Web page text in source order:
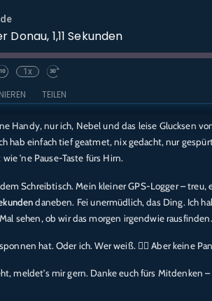
Donau, 1,11 Sekunden
1x
TEILEN
Audible
Podcast.de
Handy, nur ich, Nebel und das leise Glucksen
hab einfach tief geatmet, nix gedacht, nur
’ne Pause-Taste fürs Hirn.
Schreibtisch. Mein kleiner GPS-Logger –
daneben. Fei unermüdlich, das Ding. Ich
sehen, ob wir das morgen irgendwie rausfinden.
hat. Oder ich. Wer weiß. 🤷‍♂️ Aber keine
meldet’s mir gern. Danke euch fürs Mitdenken